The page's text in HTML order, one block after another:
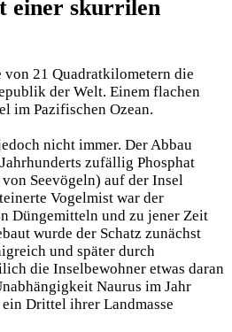
einer skurrilen
21 Quadratkilometern die
der Welt. Einem flachen
im Pazifischen Ozean.
nicht immer. Der Abbau
zufällig Phosphat
Seevögeln) auf der Insel
Vogelmist war der
Düngemitteln und zu jener Zeit
wurde der Schatz zunächst
und später durch
die Inselbewohner etwas daran
Naurus im Jahr
Drittel ihrer Landmasse